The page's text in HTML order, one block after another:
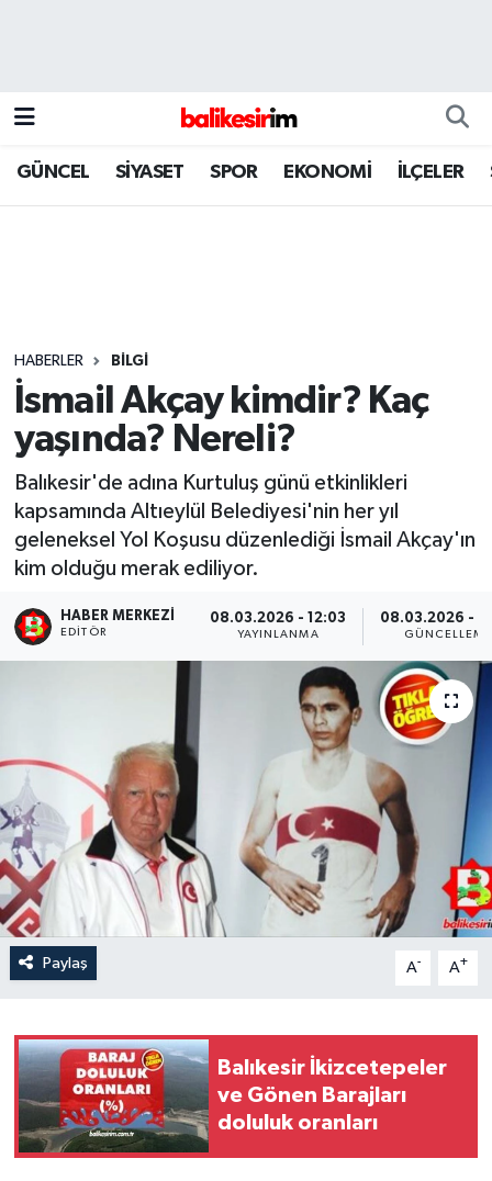
GÜNCEL SİYASET SPOR EKONOMİ İLÇELER
HABERLER BİLGİ
İsmail Akçay kimdir? Kaç
yaşında? Nereli?
Balıkesir'de adına Kurtuluş günü etkinlikleri
kapsamında Altıeylül Belediyesi'nin her yıl
geleneksel Yol Koşusu düzenlediği İsmail Akçay'ın
kim olduğu merak ediliyor.
HABER MERKEZI
EDITÖR
08.03.2026 - 12:03
YAYINLANMA
08.03.2026 -
GÜNCELLEME
Paylaş A- A+
Balıkesir İkizcetepeler
ve Gönen Barajları
doluluk oranları